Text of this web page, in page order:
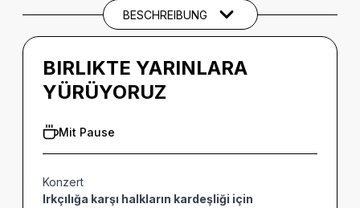
BESCHREIBUNG
BIRLIKTE YARINLARA
YÜRÜYORUZ
Mit Pause
Konzert
Irkçılığa karşı halkların kardeşliği için